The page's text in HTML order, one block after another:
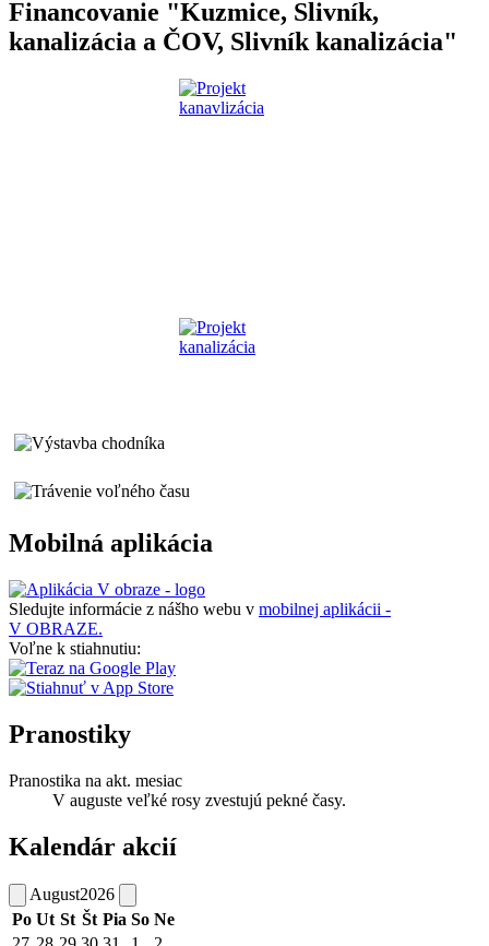
Financovanie "Kuzmice, Slivník,
kanalizácia a ČOV, Slivník kanalizácia"
Mobilná aplikácia
Sledujte informácie z nášho webu v mobilnej aplikácii -
V OBRAZE.
Voľne k stiahnutiu:
Pranostiky
Pranostika na akt. mesiac
V auguste veľké rosy zvestujú pekné časy.
Kalendár akcií
August2026
Po Ut St Št Pia So Ne